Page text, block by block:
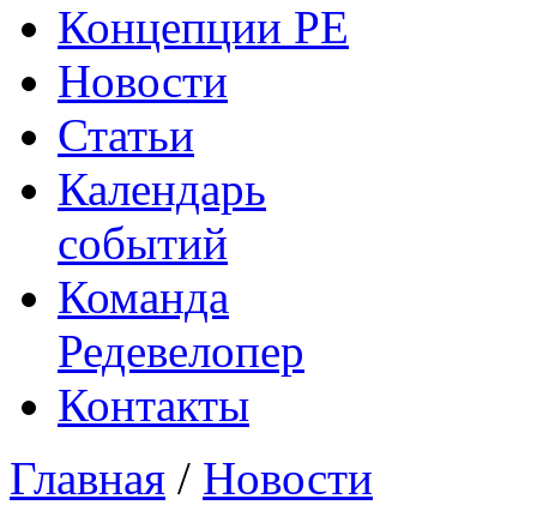
Концепции РЕ
Новости
Статьи
Календарь
событий
Команда
Редевелопер
Контакты
Главная / Новости